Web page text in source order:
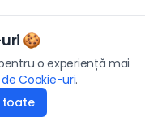
🍪
o experiență mai
Cookie-uri.
toate